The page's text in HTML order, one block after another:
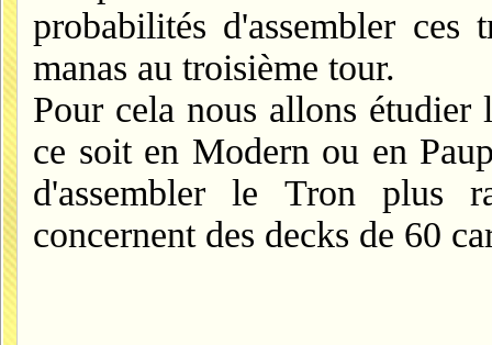
probabilités d'assembler
manas au troisième tour.
Pour cela nous allons étudier
ce soit en Modern ou en
d'assembler le Tron plus
concernent des decks de 60